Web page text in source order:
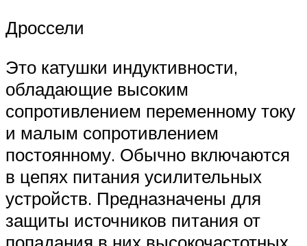
Дроссели
Это катушки индуктивности,
обладающие высоким
сопротивлением переменному току
и малым сопротивлением
постоянному. Обычно включаются
в цепях питания усилительных
устройств. Предназначены для
защиты источников питания от